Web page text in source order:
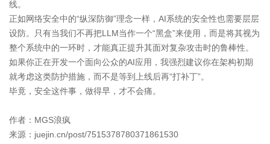
线。
正如网络安全中的“纵深防御”理念一样，AI系统的安全性也需要层层
设防。只有当我们不再把LLM当作一个“黑盒”来使用，而是将其视为
整个系统中的一环时，才能真正提升其面对复杂攻击时的鲁棒性。
如果你正在开发一个面向公众的AI应用，我强烈建议你在架构初期
就考虑这类防护措施，而不是等到上线后再“打补丁”。
毕竟，安全这件事，做得早，才不会痛。
作者：MGS浪疯
来源：juejin.cn/post/7515378780371861530